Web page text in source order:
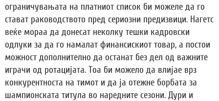
ограничувањата на платниот список би можеле да го
стават раководството пред сериозни предизвици. Нагетс
веќе мораа да донесат неколку тешки кадровски
одлуки за да го намалат финансискиот товар, а постои
можност дополнително да останат без дел од важните
играчи од ротацијата. Тоа би можело да влијае врз
конкурентноста на тимот и да ја отежне борбата за
шампионската титула во наредните сезони. Дури и